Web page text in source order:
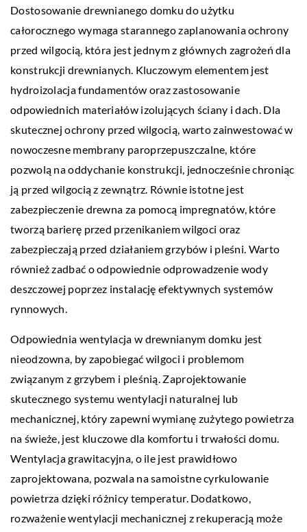
Dostosowanie drewnianego domku do użytku
całorocznego wymaga starannego zaplanowania ochrony
przed wilgocią, która jest jednym z głównych zagrożeń dla
konstrukcji drewnianych. Kluczowym elementem jest
hydroizolacja fundamentów oraz zastosowanie
odpowiednich materiałów izolujących ściany i dach. Dla
skutecznej ochrony przed wilgocią, warto zainwestować w
nowoczesne membrany paroprzepuszczalne, które
pozwolą na oddychanie konstrukcji, jednocześnie chroniąc
ją przed wilgocią z zewnątrz. Równie istotne jest
zabezpieczenie drewna za pomocą impregnatów, które
tworzą barierę przed przenikaniem wilgoci oraz
zabezpieczają przed działaniem grzybów i pleśni. Warto
również zadbać o odpowiednie odprowadzenie wody
deszczowej poprzez instalację efektywnych systemów
rynnowych.
Odpowiednia wentylacja w drewnianym domku jest
nieodzowna, by zapobiegać wilgoci i problemom
związanym z grzybem i pleśnią. Zaprojektowanie
skutecznego systemu wentylacji naturalnej lub
mechanicznej, który zapewni wymianę zużytego powietrza
na świeże, jest kluczowe dla komfortu i trwałości domu.
Wentylacja grawitacyjna, o ile jest prawidłowo
zaprojektowana, pozwala na samoistne cyrkulowanie
powietrza dzięki różnicy temperatur. Dodatkowo,
rozważenie wentylacji mechanicznej z rekuperacją może